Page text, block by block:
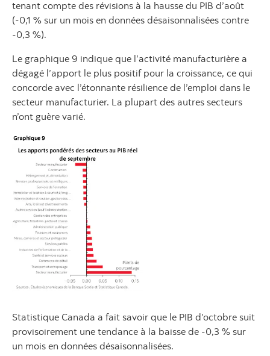
tenant compte des révisions à la hausse du PIB d’août
(‑0,1 % sur un mois en données désaisonnalisées contre
‑0,3 %).
Le graphique 9 indique que l’activité manufacturière a
dégagé l’apport le plus positif pour la croissance, ce qui
concorde avec l’étonnante résilience de l’emploi dans le
secteur manufacturier. La plupart des autres secteurs
n’ont guère varié.
Statistique Canada a fait savoir que le PIB d’octobre suit
provisoirement une tendance à la baisse de ‑0,3 % sur
un mois en données désaisonnalisées.